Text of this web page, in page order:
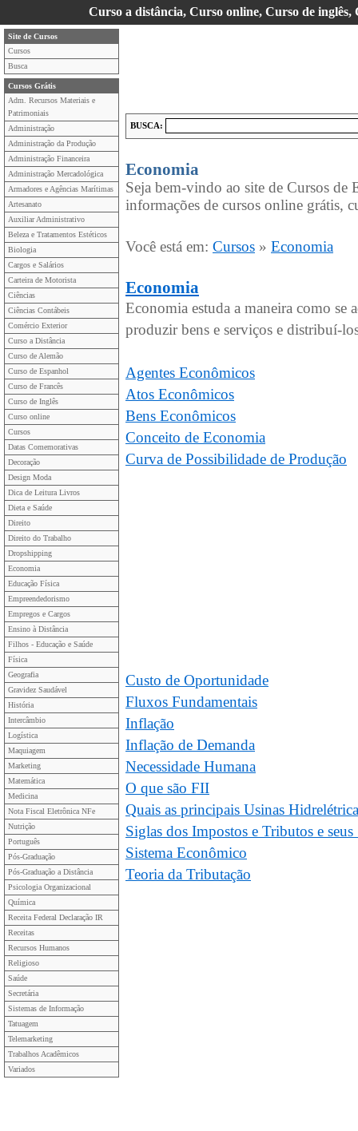
Curso a distância, Curso online, Curso de
Site de Cursos
Cursos
Busca
Cursos Grátis
Adm. Recursos Materiais e
Patrimoniais
Administração
Administração da Produção
Administração Financeira
Administração Mercadológica
Armadores e Agências Marítimas
Artesanato
Auxiliar Administrativo
Beleza e Tratamentos Estéticos
Biologia
Cargos e Salários
Carteira de Motorista
Ciências
Ciências Contábeis
Comércio Exterior
Curso a Distância
Curso de Alemão
Curso de Espanhol
Curso de Francês
Curso de Inglês
Curso online
Cursos
Datas Comemorativas
Decoração
Design Moda
Dica de Leitura Livros
Dieta e Saúde
Direito
Direito do Trabalho
Dropshipping
Economia
Educação Física
Empreendedorismo
Empregos e Cargos
Ensino à Distância
Filhos - Educação e Saúde
Física
Geografia
Gravidez Saudável
História
Intercâmbio
Logística
Maquiagem
Marketing
Matemática
Medicina
Nota Fiscal Eletrônica NFe
Nutrição
Português
Pós-Graduação
Pós-Graduação a Distância
Psicologia Organizacional
Química
Receita Federal Declaração IR
Receitas
Recursos Humanos
Religioso
Saúde
Secretária
Sistemas de Informação
Tatuagem
Telemarketing
Trabalhos Acadêmicos
Variados
BUSCA:
Economia
Seja bem-vindo ao site de Cursos de
informações de cursos online grátis,
Você está em: Cursos » Economia
Economia
Economia estuda a maneira como se
produzir bens e serviços e distribuí-
Agentes Econômicos
Atos Econômicos
Bens Econômicos
Conceito de Economia
Curva de Possibilidade de Produção
Custo de Oportunidade
Fluxos Fundamentais
Inflação
Inflação de Demanda
Necessidade Humana
O que são FII
Quais as principais Usinas
Siglas dos Impostos e Tributos e
Sistema Econômico
Teoria da Tributação